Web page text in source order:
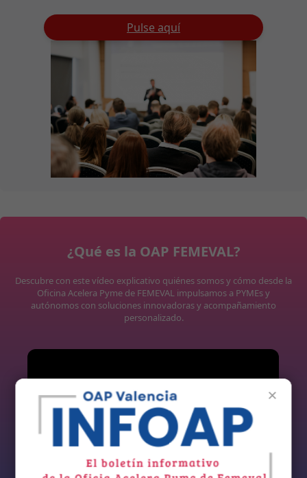
Pulse aquí
¿Qué es la OAP FEMEVAL?
Descubre con este vídeo explicativo quiénes somos y cómo desde la
Oficina Acelera Pyme de FEMEVAL impulsamos a PYMEs y
autónomos con soluciones innovadoras y acompañamiento
personalizado.
×